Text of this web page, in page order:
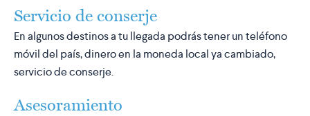
Servicio de conserje
En algunos destinos a tu llegada podrás tener un teléfono
móvil del país, dinero en la moneda local ya cambiado,
servicio de conserje.
Asesoramiento